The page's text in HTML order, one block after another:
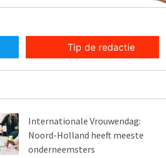
Tip de redactie
Internationale Vrouwendag:
Noord-Holland heeft meeste
onderneemsters